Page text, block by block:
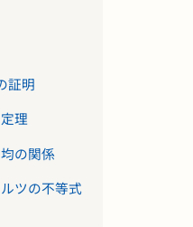
証明
理
の関係
ツの不等式